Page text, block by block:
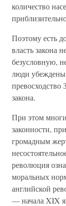
количество
Поэтому есть
власть закона
безусловную,
люди убеждены
превосходство
закона.
При этом
законности,
громадным
революция
моральных
английской
— начала XIX